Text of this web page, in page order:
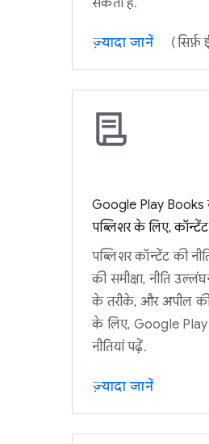
सकता है.
ज़्यादा जानें (सिर्फ़
Google Play
पब्लिशर के लिए, कॉन्टेंट
पब्लिशर कॉन्टेंट की
की समीक्षा, नीति
के तरीके, और अपील की
के लिए, Google
नीतियां पढ़ें.
ज़्यादा जानें